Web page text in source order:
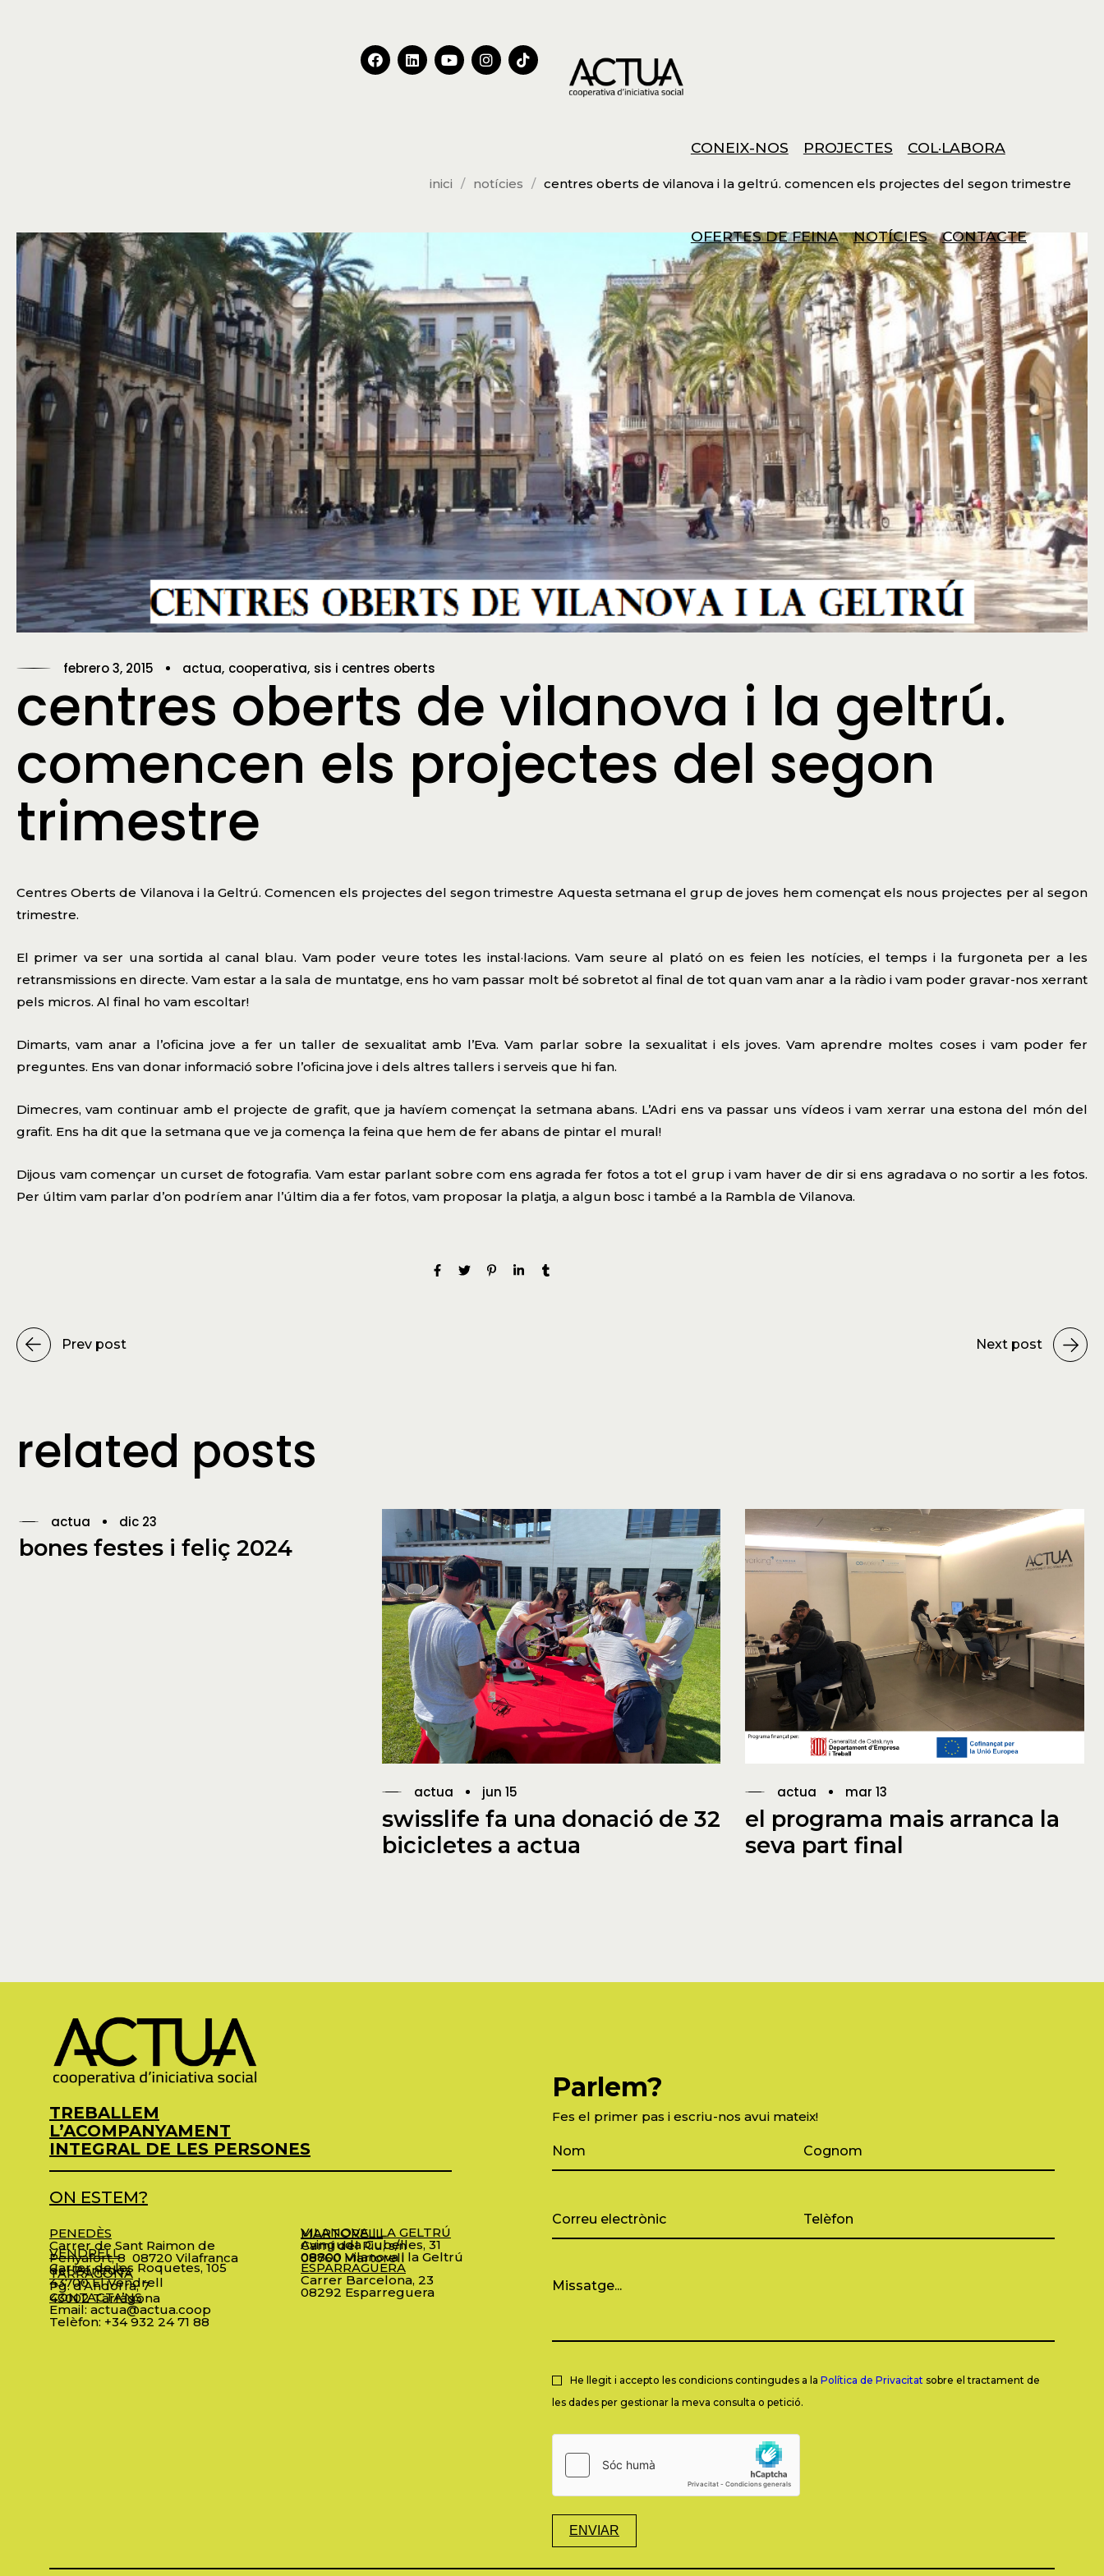
CONEIX-NOS PROJECTES COL·LABORA
OFERTES DE FEINA NOTÍCIES CONTACTE
inici notícies centres oberts de vilanova i la geltrú. comencen els projectes del segon trimestre
febrero 3, 2015 actua cooperativa sis i centres oberts
centres oberts de vilanova i la geltrú.
comencen els projectes del segon
trimestre
Centres Oberts de Vilanova i la Geltrú. Comencen els projectes del segon trimestre Aquesta setmana el grup de joves hem començat els nous projectes per al segon
trimestre.
El primer va ser una sortida al canal blau. Vam poder veure totes les instal·lacions. Vam seure al plató on es feien les notícies, el temps i la furgoneta per a les
retransmissions en directe. Vam estar a la sala de muntatge, ens ho vam passar molt bé sobretot al final de tot quan vam anar a la ràdio i vam poder gravar-nos xerrant
pels micros. Al final ho vam escoltar!
Dimarts, vam anar a l’oficina jove a fer un taller de sexualitat amb l’Eva. Vam parlar sobre la sexualitat i els joves. Vam aprendre moltes coses i vam poder fer
preguntes. Ens van donar informació sobre l’oficina jove i dels altres tallers i serveis que hi fan.
Dimecres, vam continuar amb el projecte de grafit, que ja havíem començat la setmana abans. L’Adri ens va passar uns vídeos i vam xerrar una estona del món del
grafit. Ens ha dit que la setmana que ve ja comença la feina que hem de fer abans de pintar el mural!
Dijous vam començar un curset de fotografia. Vam estar parlant sobre com ens agrada fer fotos a tot el grup i vam haver de dir si ens agradava o no sortir a les fotos.
Per últim vam parlar d’on podríem anar l’últim dia a fer fotos, vam proposar la platja, a algun bosc i també a la Rambla de Vilanova.
Prev post Next post
related posts
actua dic 23
bones festes i feliç 2024
actua jun 15
swisslife fa una donació de 32
bicicletes a actua
actua mar 13
el programa mais arranca la
seva part final
TREBALLEM
L’ACOMPANYAMENT
INTEGRAL DE LES PERSONES
ON ESTEM?
PENEDÈS
Carrer de Sant Raimon de
Penyafort, 8 08720 Vilafranca
del Penedès
VENDRELL
Carrer de les Roquetes, 105
43700 El Vendrell
TARRAGONA
Pg. d’Andorra, 7
43002 Tarragona
CONTACTA’NS
Email: actua@actua.coop
Telèfon: +34 932 24 71 88
MARTORELL
Camí del Riu, s/n
08760 Martorell
VILANOVA I LA GELTRÚ
Avinguda Cubelles, 31
08800 Vilanova i la Geltrú
ESPARRAGUERA
Carrer Barcelona, 23
08292 Esparreguera
Parlem?
Fes el primer pas i escriu-nos avui mateix!
He llegit i accepto les condicions contingudes a la Política de Privacitat sobre el tractament de
les dades per gestionar la meva consulta o petició.
ENVIAR